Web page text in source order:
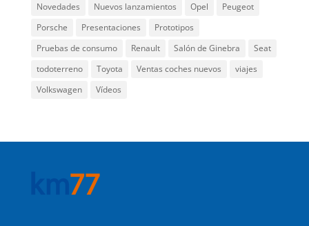
Novedades
Nuevos lanzamientos Opel
Peugeot
Porsche
Presentaciones
Prototipos
Pruebas de consumo
Renault Salón de Ginebra
Seat
todoterreno
Toyota Ventas coches nuevos
viajes
Volkswagen
Vídeos